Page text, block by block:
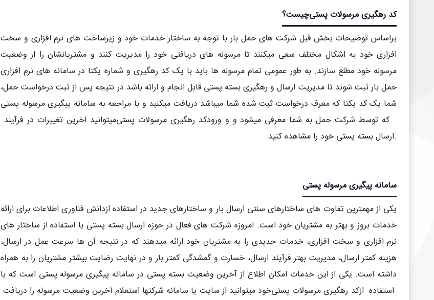
کد رهگیری مرسولات پستیچیست؟
براساس توضیحات بخش قبل شرکت های حمل بار با توجه به ساختار خدمات خود و زیرساخت های نرم افزاری و سخت
افزاری خود به اشکال مختلف سعی میکنند تا مرسوله های دریافتی خود را مدیریت کنند و مشتریانشان را از وضعیت
مرسوله خود مطلع سازند. به طور عمومی تمام مرسوله ها باید با یک کد رهگیری و شماره یکتا در سامانه های نرم افزاری
حمل بار ثبت شوند تا مدیریت ارسال و رهگیری بسته پستی قابل انجام و ارائه باشد.در نتیجه پس از ثبت درخواست حمل،
شما یک کد یکتا که معرف درخواست ثبت شده شما میباشد دریافت میکنید و با مراجعه به سامانه پیگیری مرسوله پستی
کد رهگیری مرسولات پستی
ارسال بسته پستی خود را مشاهده کنید.
سامانه پیگیری مرسوله پستی
یکی از مهمترین تفاوت های ساختارهای سنتی ارسال بار و ساختارهای جدید در استفاده ازدانش فناوری اطلاعات برای ارائه
خدمات بروز و بهتر به مشتریان خود است. امروزه شرکت های فعال در حوزه ارسال بسته پستی با استفاده از ساختار های
نرم افزاری و سخت افزاری، خدمات جدیدی را به مشتریان خود ارائه میدهند که در نتیجه آن ها سرعت عمل در ارسال،
هزینه کمتر ارسال، مدیریت بهتر فرآیند ارسال، خسارت و گمشدگی کمتر بار و در نهایت رضایت بیشتر مشتریان را به همراه
داشته است. یکی از این خدمات امکان اطلاع از آخرین وضعیت بسته پستی در سامانه پیگیری مرسوله پستی است که با
کد رهگیری مرسولات پستی
خود میتوانید از سایت یا سامانه شرکتها استعلام آخرین وضعیت مرسوله را دریافت